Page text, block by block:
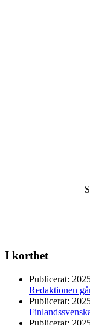
I korthet
Publicerat:
Redaktionen
Publicerat:
Publicerat: